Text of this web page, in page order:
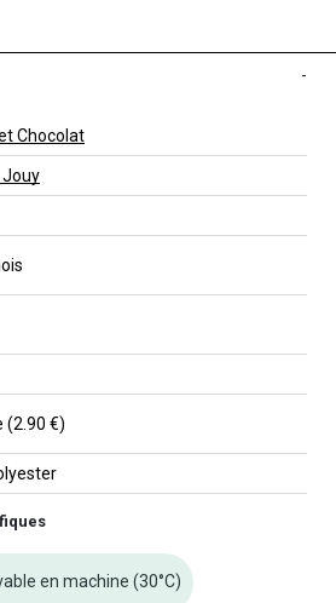
-
Chocolat
Jouy
(2.90 €)
en machine (30°C)